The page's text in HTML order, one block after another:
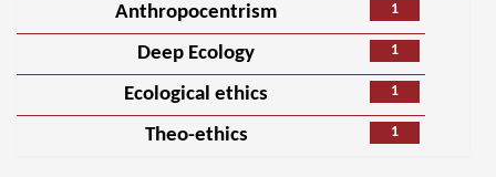
1
Anthropocentrism
1
Deep Ecology
1
Ecological ethics
1
Theo-ethics